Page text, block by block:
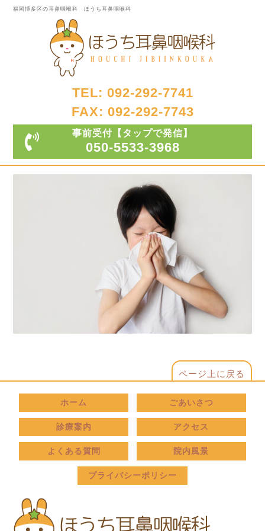
福岡博多区の耳鼻咽喉科 ほうち耳鼻咽喉科
TEL: 092-292-7741
FAX: 092-292-7743
事前受付 【タップで発信】
050-5533-3968
ページ上に戻る
ホーム ごあいさつ
診療案内 アクセス
よくある質問 院内風景
プライバシーポリシー